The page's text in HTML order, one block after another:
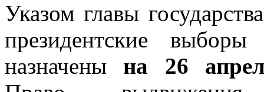
Указом главы
президентские выборы
назначены на 26